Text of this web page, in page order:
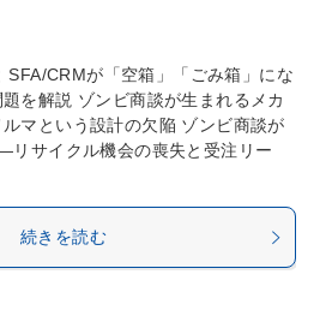
SFA/CRMが「空箱」「ごみ箱」にな
を解説 ゾンビ商談が生まれるメカ
マという設計の欠陥 ゾンビ商談が
サイクル機会の喪失と受注リー
続きを読む